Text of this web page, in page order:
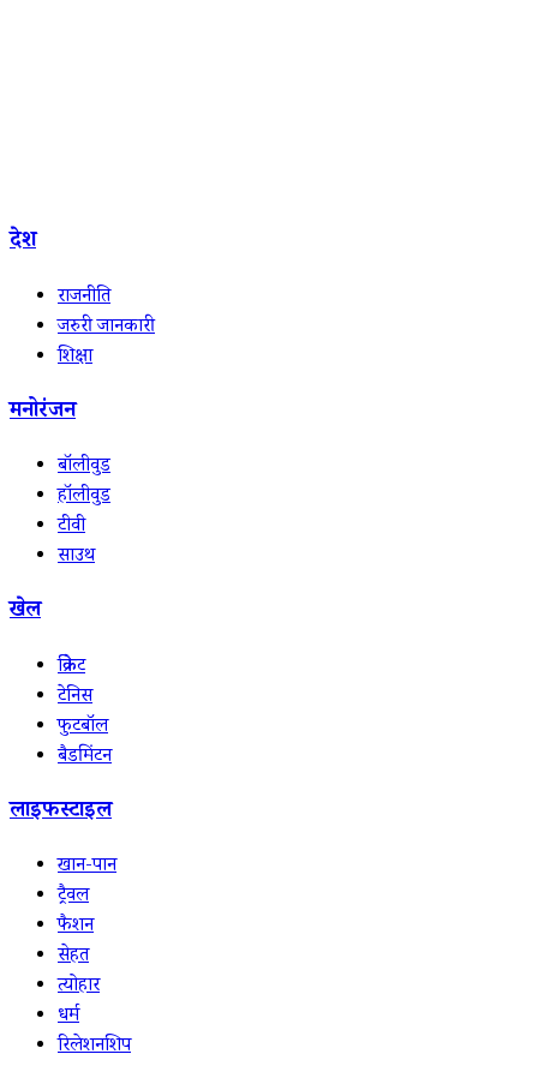
देश
राजनीति
जरुरी जानकारी
शिक्षा
मनोरंजन
बॉलीवुड
हॉलीवुड
टीवी
साउथ
खेल
क्रिकेट
टेनिस
फुटबॉल
बैडमिंटन
लाइफस्टाइल
खान-पान
ट्रैवल
फैशन
सेहत
त्योहार
धर्म
रिलेशनशिप